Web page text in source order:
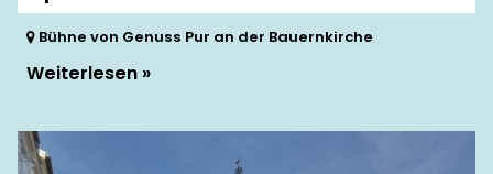
Bühne von Genuss Pur an der Bauernkirche
Weiterlesen